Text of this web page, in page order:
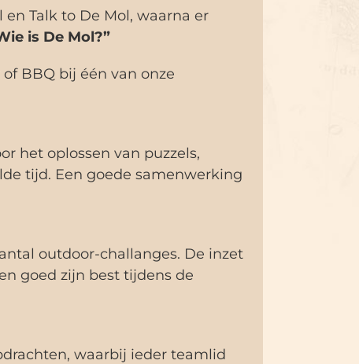
Talk to De Mol, waarna er
is De Mol?”
BBQ bij één van onze
het oplossen van puzzels,
tijd. Een goede samenwerking
outdoor-challanges. De inzet
goed zijn best tijdens de
waarbij ieder teamlid